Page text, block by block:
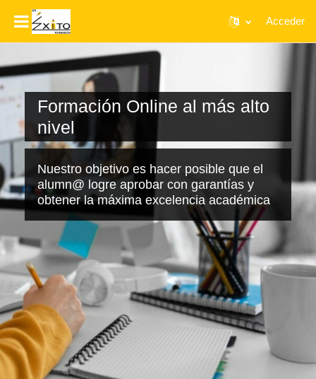
Acceder
Formación Online al más alto
nivel
Nuestro objetivo es hacer posible que el
alumn@ logre aprobar con garantías y
obtener la máxima excelencia académica